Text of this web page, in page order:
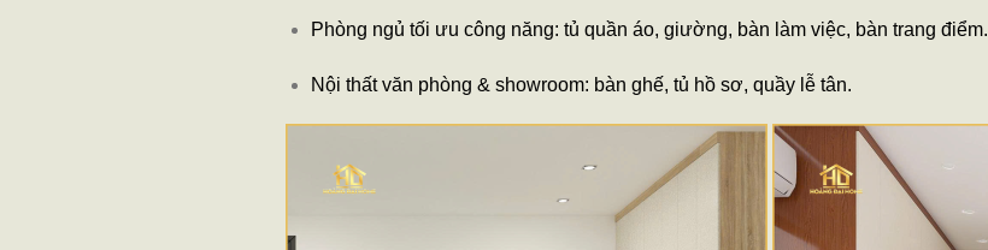
Phòng ngủ tối ưu công năng: tủ quần áo, giường, bàn làm việc, bàn trang điểm.
Nội thất văn phòng & showroom: bàn ghế, tủ hồ sơ, quầy lễ tân.